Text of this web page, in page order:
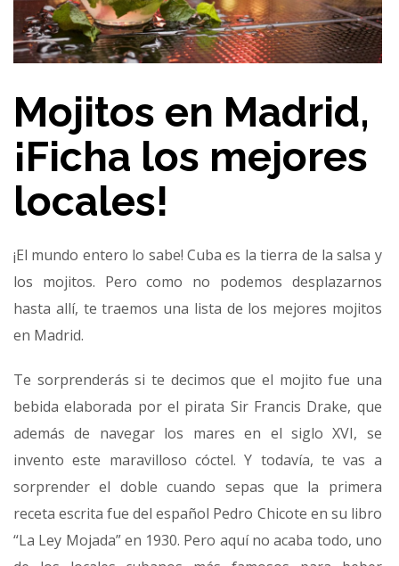
Mojitos en Madrid,
¡Ficha los mejores
locales!
¡El mundo entero lo sabe! Cuba es la tierra de la salsa y
los mojitos. Pero como no podemos desplazarnos
hasta allí, te traemos una lista de los mejores mojitos
en Madrid.
Te sorprenderás si te decimos que el mojito fue una
bebida elaborada por el pirata Sir Francis Drake, que
además de navegar los mares en el siglo XVI, se
invento este maravilloso cóctel. Y todavía, te vas a
sorprender el doble cuando sepas que la primera
receta escrita fue del español Pedro Chicote en su libro
“La Ley Mojada” en 1930. Pero aquí no acaba todo, uno